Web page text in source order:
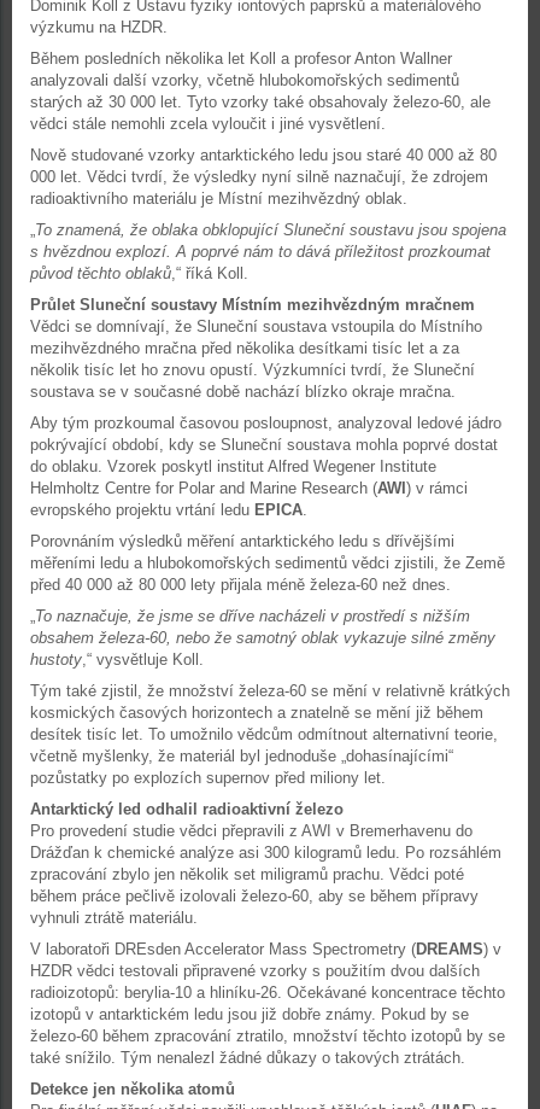
Dominik Koll z Ústavu fyziky iontových paprsků a materiálového
výzkumu na HZDR.
Během posledních několika let Koll a profesor Anton Wallner
analyzovali další vzorky, včetně hlubokomořských sedimentů
starých až 30 000 let. Tyto vzorky také obsahovaly železo-60, ale
vědci stále nemohli zcela vyloučit i jiné vysvětlení.
Nově studované vzorky antarktického ledu jsou staré 40 000 až 80
000 let. Vědci tvrdí, že výsledky nyní silně naznačují, že zdrojem
radioaktivního materiálu je Místní mezihvězdný oblak.
„To znamená, že oblaka obklopující Sluneční soustavu jsou spojena
s hvězdnou explozí. A poprvé nám to dává příležitost prozkoumat
původ těchto oblaků,“ říká Koll.
Průlet Sluneční soustavy Místním mezihvězdným mračnem
Vědci se domnívají, že Sluneční soustava vstoupila do Místního
mezihvězdného mračna před několika desítkami tisíc let a za
několik tisíc let ho znovu opustí. Výzkumníci tvrdí, že Sluneční
soustava se v současné době nachází blízko okraje mračna.
Aby tým prozkoumal časovou posloupnost, analyzoval ledové jádro
pokrývající období, kdy se Sluneční soustava mohla poprvé dostat
do oblaku. Vzorek poskytl institut Alfred Wegener Institute
Helmholtz Centre for Polar and Marine Research (AWI ) v rámci
evropského projektu vrtání ledu EPICA.
Porovnáním výsledků měření antarktického ledu s dřívějšími
měřeními ledu a hlubokomořských sedimentů vědci zjistili, že Země
před 40 000 až 80 000 lety přijala méně železa-60 než dnes.
„To naznačuje, že jsme se dříve nacházeli v prostředí s nižším
obsahem železa-60, nebo že samotný oblak vykazuje silné změny
hustoty,“ vysvětluje Koll.
Tým také zjistil, že množství železa-60 se mění v relativně krátkých
kosmických časových horizontech a znatelně se mění již během
desítek tisíc let. To umožnilo vědcům odmítnout alternativní teorie,
včetně myšlenky, že materiál byl jednoduše „dohasínajícími“
pozůstatky po explozích supernov před miliony let.
Antarktický led odhalil radioaktivní železo
Pro provedení studie vědci přepravili z AWI v Bremerhavenu do
Drážďan k chemické analýze asi 300 kilogramů ledu. Po rozsáhlém
zpracování zbylo jen několik set miligramů prachu. Vědci poté
během práce pečlivě izolovali železo-60, aby se během přípravy
vyhnuli ztrátě materiálu.
V laboratoři DREsden Accelerator Mass Spectrometry (DREAMS) v
HZDR vědci testovali připravené vzorky s použitím dvou dalších
radioizotopů: berylia-10 a hliníku-26. Očekávané koncentrace těchto
izotopů v antarktickém ledu jsou již dobře známy. Pokud by se
železo-60 během zpracování ztratilo, množství těchto izotopů by se
také snížilo. Tým nenalezl žádné důkazy o takových ztrátách.
Detekce jen několika atomů